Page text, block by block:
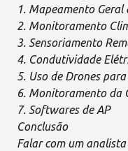
1. Mapeamento Geral
2. Monitoramento
3. Sensoriamento
4. Condutividade
5. Uso de Drones
6. Monitoramento da
7. Softwares de AP
Conclusão
Falar com um analista